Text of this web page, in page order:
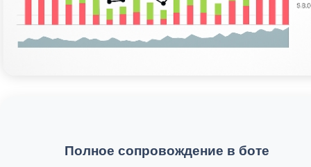
Полное сопровождение в боте